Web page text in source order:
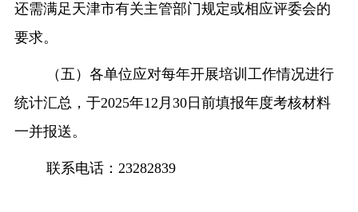
还需满足天津市有关主管部门规定或相应评委会的
要求。
（五）各单位应对每年开展培训工作情况进行
统计汇总，于2025年12 月 30日前填报年度考核材料
一并报送。
联系电话： 23282839